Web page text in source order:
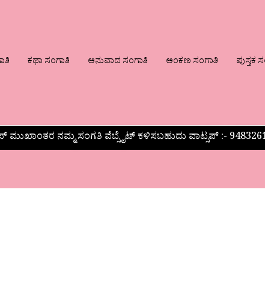
ಕಥಾ ಸಂಗಾತಿ ಅನುವಾದ ಸಂಗಾತಿ ಅಂಕಣ ಸಂಗಾತಿ ಪುಸ್ತಕ
ಮುಖಾಂತರ ನಮ್ಮ ಸಂಗತಿ ವೆಬ್ಸೈಟ್ ಕಳಿಸಬಹುದು ವಾಟ್ಸಪ್‌ :-